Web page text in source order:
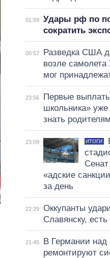
01:59
Удары рф по
сократить
00:57
Разведка США
возле
мог
23:56
Первые
школьника»
знать родителям
23:09 ИТОГИ
«адские
за день
22:29
Оккупанты
Славянску,
21:45
В Германии над
ремонтируют